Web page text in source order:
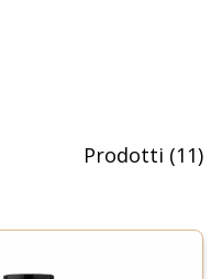
Prodotti (11)